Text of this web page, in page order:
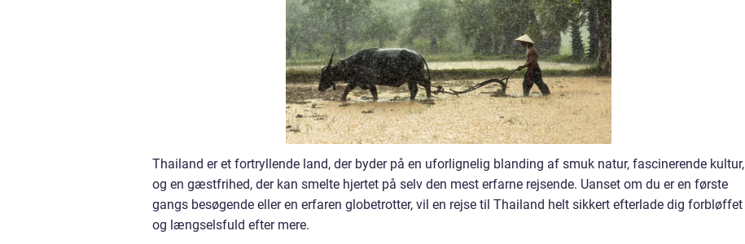
Thailand er et fortryllende land, der byder på en uforlignelig blanding af smuk natur, fascinerende kultur,
og en gæstfrihed, der kan smelte hjertet på selv den mest erfarne rejsende. Uanset om du er en første
gangs besøgende eller en erfaren globetrotter, vil en rejse til Thailand helt sikkert efterlade dig forbløffet
og længselsfuld efter mere.